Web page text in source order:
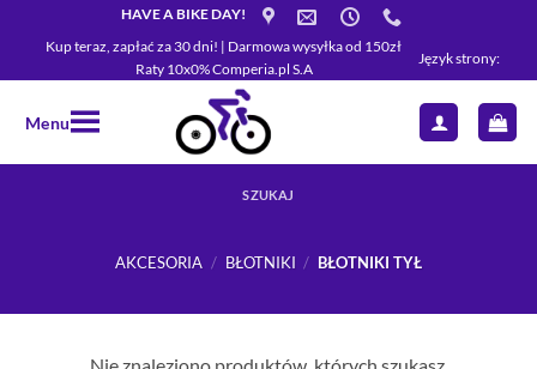
HAVE A BIKE DAY!
Kup teraz, zapłać za 30 dni! | Darmowa wysyłka od 150zł
Raty 10x0% Comperia.pl S.A
Język strony:
Menu
SZUKAJ
AKCESORIA / BŁOTNIKI / BŁOTNIKI TYŁ